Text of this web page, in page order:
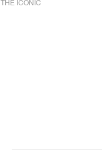
THE ICONIC